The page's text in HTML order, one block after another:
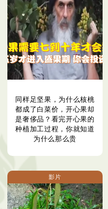
同样足坚果，为什么核桃
都成了白菜价，开心果却
是奢侈品？看完开心果的
种植加工过程，你就知道
为什么那么贵
影片